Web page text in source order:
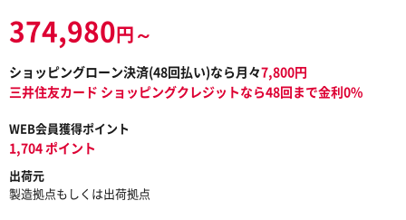
374,980円～
ショッピングローン決済(48回払い)なら月々7,800円
三井住友カード ショッピングクレジットなら48回まで金利0%
WEB会員獲得ポイント
1,704 ポイント
出荷元
製造拠点もしくは出荷拠点